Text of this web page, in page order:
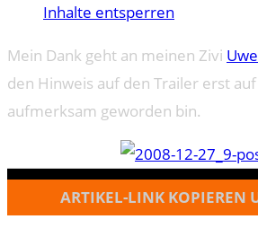
Inhalte entsperren
Mein Dank geht an meinen Zivi Uwe
den Hinweis auf den Trailer erst
aufmerksam geworden bin.
ARTIKEL-LINK KOPIEREN